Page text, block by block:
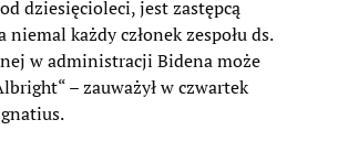
dziesięcioleci, jest zastępcą
niemal każdy członek zespołu ds.
w administracji Bidena może
– zauważył w czwartek